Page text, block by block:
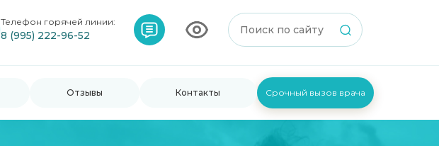
Телефон горячей линии:
8 (995) 222-96-52
Отзывы Контакты Срочный вызов врача